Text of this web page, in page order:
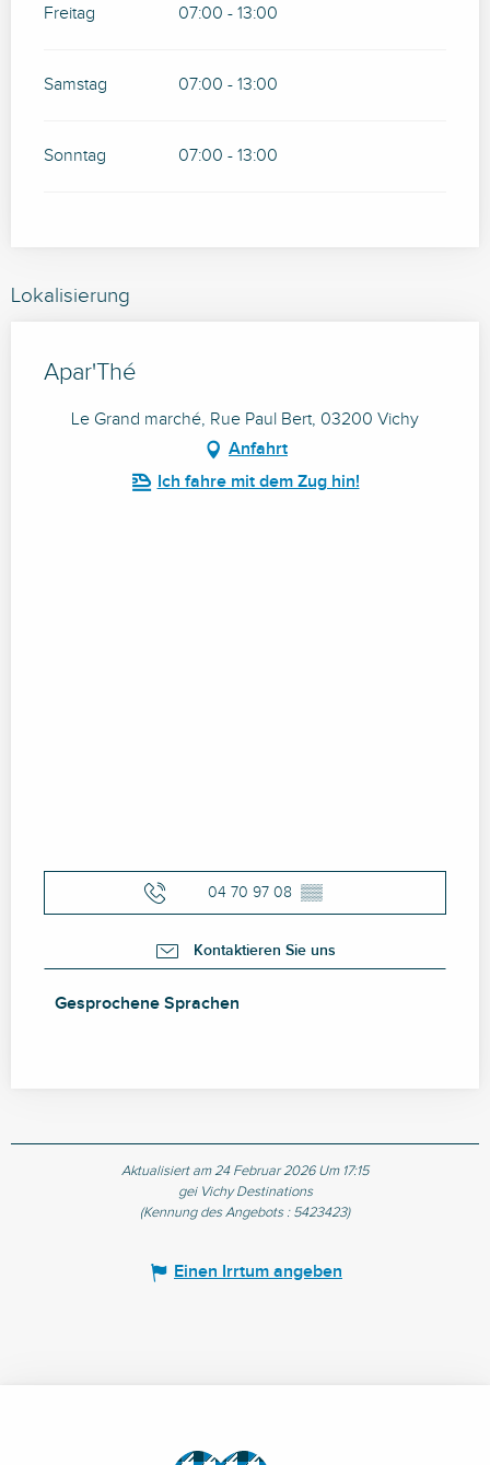
Freitag 07:00 - 13:00
Samstag 07:00 - 13:00
Sonntag 07:00 - 13:00
Lokalisierung
Apar'Thé
Le Grand marché, Rue Paul Bert, 03200 Vichy
Anfahrt
Ich fahre mit dem Zug hin!
04 70 97 08 ▒▒
Kontaktieren Sie uns
Gesprochene Sprachen
Gesprochene Sprachen
Aktualisiert am 24 Februar 2026 Um 17:15
gei Vichy Destinations
(Kennung des Angebots : 5423423)
Einen Irrtum angeben